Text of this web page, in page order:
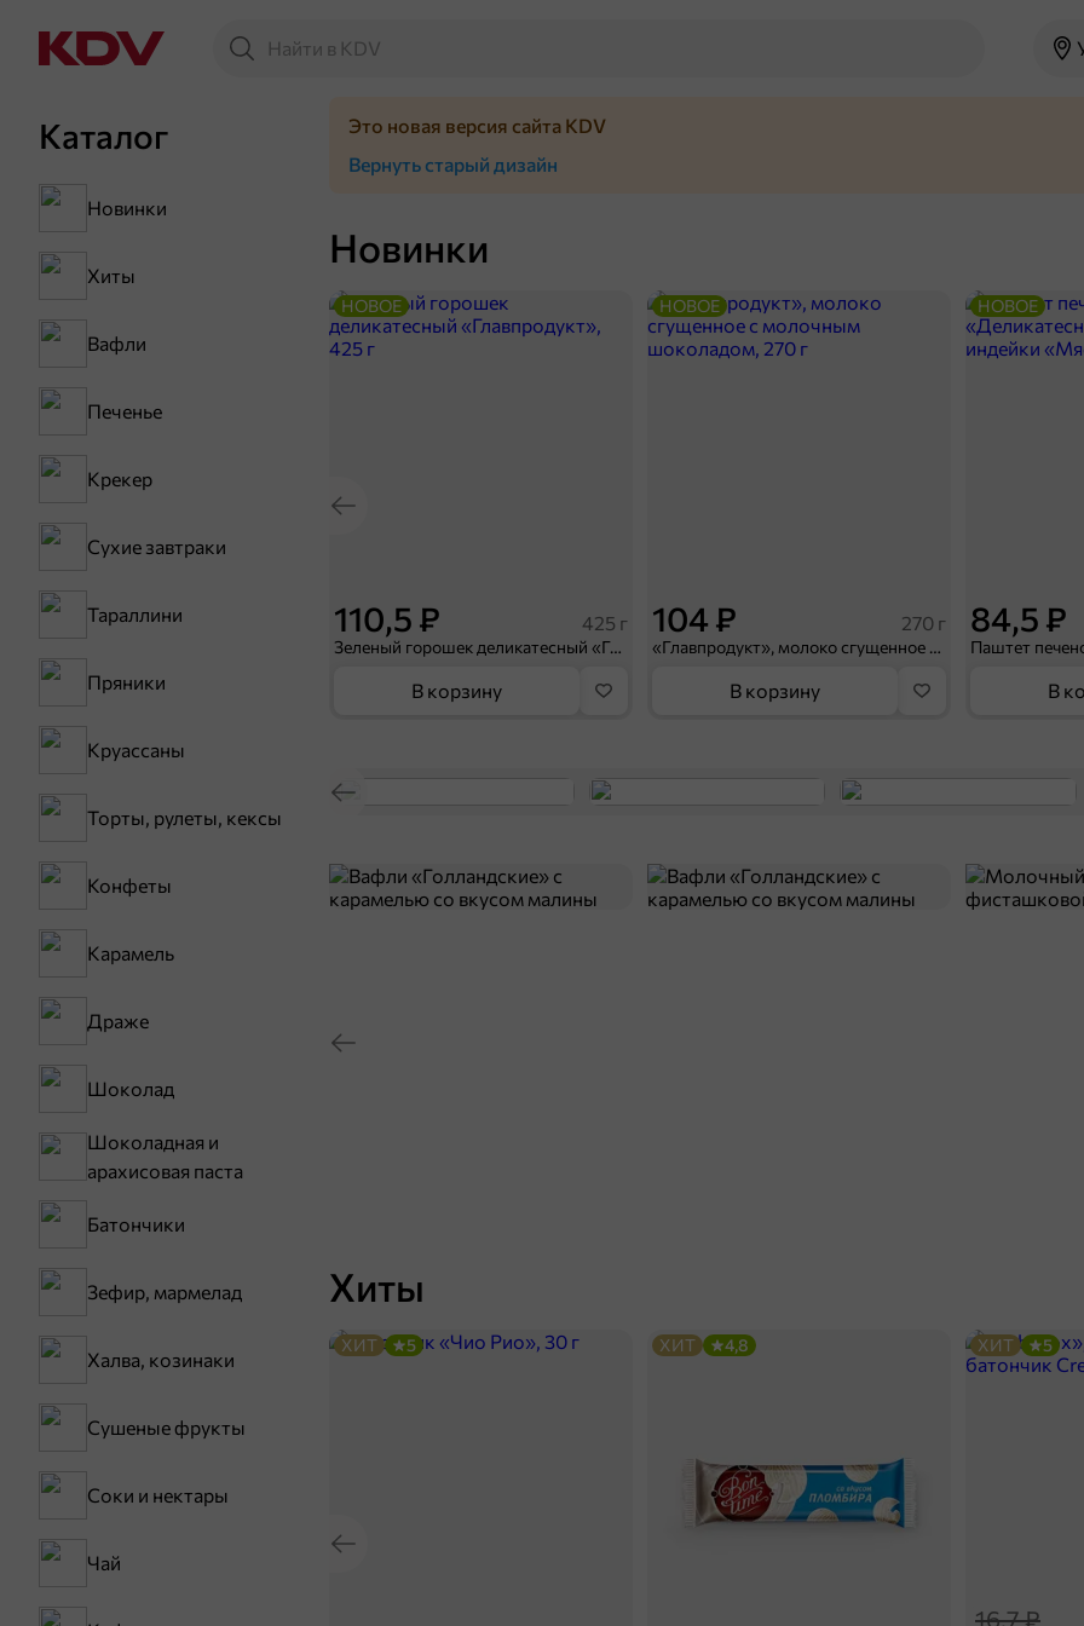
Каталог
Новинки
Хиты
Вафли
Печенье
Крекер
Сухие завтраки
Тараллини
Пряники
Круассаны
Торты, рулеты, кексы
Конфеты
Карамель
Драже
Шоколад
Шоколадная и
арахисовая паста
Батончики
Зефир, мармелад
Халва, козинаки
Сушеные фрукты
Соки и нектары
Чай
Новинки
110,5 ₽ 425 г
Зеленый горошек деликатесный «Главпродукт», 425 г
НОВОЕ
В корзину
104 ₽ 270 г
«Главпродукт», молоко сгущенное с молочным шоколадом, 270 г
НОВОЕ
В корзину
84,5 ₽
НОВОЕ
В
Хиты
ХИТ 5 ХИТ 4,8
16,7 ₽
ХИТ 5
Это новая версия сайта KDV
Вернуть старый дизайн